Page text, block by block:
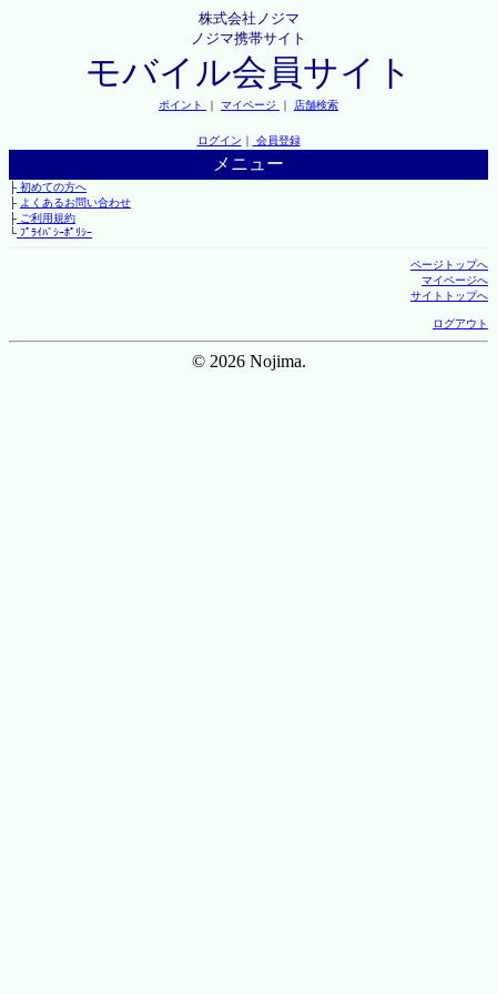
株式会社ノジマ
ノジマ携帯サイト
モバイル会員サイト
ポイント ｜ マイページ ｜ 店舗検索
ログイン ｜ 会員登録
メニュー
├初めての方へ
├ よくあるお問い合わせ
├ご利用規約
└ﾌﾟﾗｲﾊﾞｼｰﾎﾟﾘｼｰ
ページトップへ
マイページへ
サイトトップへ
ログアウト
© 2026 Nojima.